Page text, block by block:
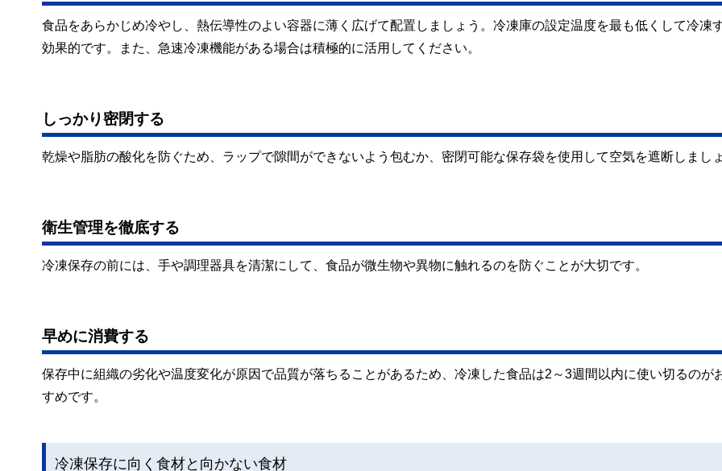
食品をあらかじめ冷やし、熱伝導性のよい容器に薄く広げて配置しましょう。冷凍庫の設定温度を最も低くして冷凍
効果的です。また、急速冷凍機能がある場合は積極的に活用してください。
しっかり密閉する
乾燥や脂肪の酸化を防ぐため、ラップで隙間ができないよう包むか、密閉可能な保存袋を使用して空気を遮断しましょ
衛生管理を徹底する
冷凍保存の前には、手や調理器具を清潔にして、食品が微生物や異物に触れるのを防ぐことが大切です。
早めに消費する
保存中に組織の劣化や温度変化が原因で品質が落ちることがあるため、冷凍した食品は2～3週間以内に使い切るのが
すめです。
冷凍保存に向く食材と向かない食材